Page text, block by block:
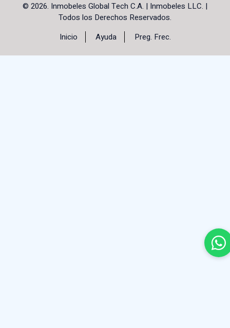
© 2026. Inmobeles Global Tech C.A. | Inmobeles LLC. |
Todos los Derechos Reservados.
Inicio
Ayuda Preg. Frec.